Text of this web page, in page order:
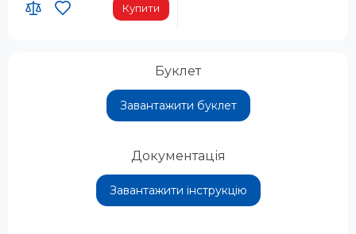
Купити
Буклет
Завантажити буклет
Документація
Завантажити інструкцію